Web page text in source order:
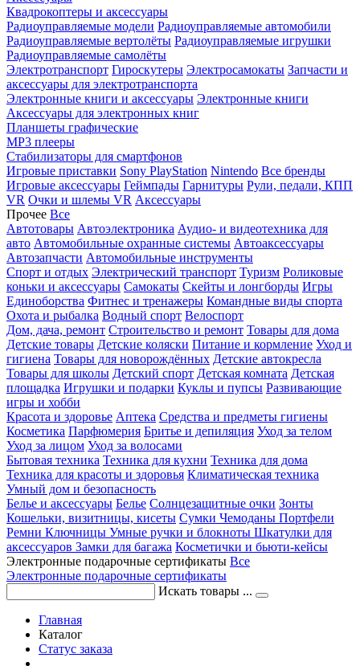
Квадрокоптеры и аксессуары
Радиоуправляемые модели Радиоуправляемые автомобили
Радиоуправляемые вертолёты Радиоуправляемые игрушки
Радиоуправляемые самолёты
Электротранспорт Гироскутеры Электросамокаты Запчасти и
аксессуары для электротранспорта
Электронные книги и аксессуары Электронные книги
Аксессуары для электронных книг
Планшеты графические
MP3 плееры
Стабилизаторы для смартфонов
Игровые приставки Sony PlayStation Nintendo Все бренды
Игровые аксессуары Геймпады Гарнитуры Рули, педали, КПП
VR Очки и шлемы VR Аксессуары
Прочее Все
Автотовары Автоэлектроника Аудио- и видеотехника для
авто Автомобильные охранные системы Автоаксессуары
Автозапчасти Автомобильные инструменты
Спорт и отдых Электрический транспорт Туризм Роликовые
коньки и аксессуары Самокаты Скейты и лонгборды Игры
Единоборства Фитнес и тренажеры Командные виды спорта
Охота и рыбалка Водный спорт Велоспорт
Дом, дача, ремонт Строительство и ремонт Товары для дома
Детские товары Детские коляски Питание и кормление Уход и
гигиена Товары для новорождённых Детские автокресла
Товары для школы Детский спорт Детская комната Детская
площадка Игрушки и подарки Куклы и пупсы Развивающие
игры и хобби
Красота и здоровье Аптека Средства и предметы гигиены
Косметика Парфюмерия Бритье и депиляция Уход за телом
Уход за лицом Уход за волосами
Бытовая техника Техника для кухни Техника для дома
Техника для красоты и здоровья Климатическая техника
Умный дом и безопасность
Белье и аксессуары Белье Солнцезащитные очки Зонты
Кошельки, визитницы, кисеты Сумки Чемоданы Портфели
Ремни Ключницы Умные ручки и блокноты Шкатулки для
аксессуаров Замки для багажа Косметички и бьюти-кейсы
Электронные подарочные сертификаты Все
Электронные подарочные сертификаты
Искать товары ...
Главная
Каталог
Статус заказа